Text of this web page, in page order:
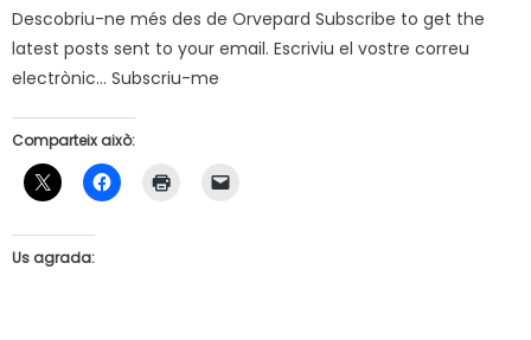
Descobriu-ne més des de Orvepard Subscribe to get the
latest posts sent to your email. Escriviu el vostre correu
electrònic… Subscriu-me
Comparteix això:
Us agrada: